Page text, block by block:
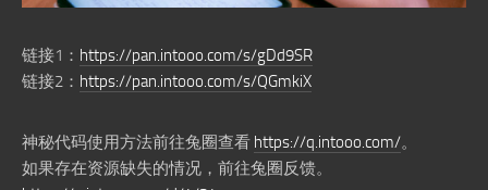
链接1： https://pan.intooo.com/s/gDd9SR
链接2： https://pan.intooo.com/s/QGmkiX
神秘代码使用方法前往兔圈查看 https://q.intooo.com/。
如果存在资源缺失的情况，前往兔圈反馈。